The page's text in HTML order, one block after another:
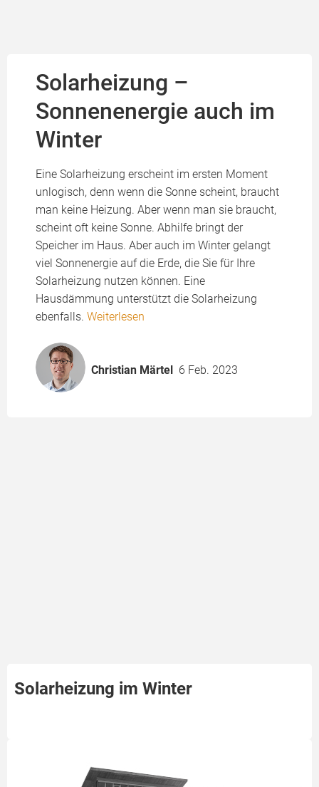
Solarheizung –
Sonnenenergie auch im
Winter
Eine Solarheizung erscheint im ersten Moment
unlogisch, denn wenn die Sonne scheint, braucht
man keine Heizung. Aber wenn man sie braucht,
scheint oft keine Sonne. Abhilfe bringt der
Speicher im Haus. Aber auch im Winter gelangt
viel Sonnenergie auf die Erde, die Sie für Ihre
Solarheizung nutzen können. Eine
Hausdämmung unterstützt die Solarheizung
ebenfalls. Weiterlesen
Christian Märtel 6 Feb. 2023
Solarheizung im Winter